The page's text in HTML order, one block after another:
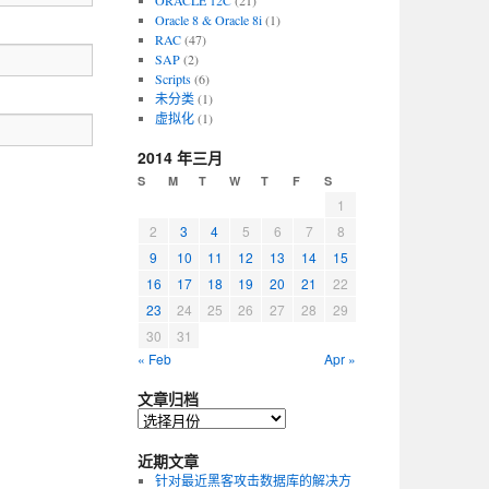
Oracle 8 & Oracle 8i(1)
RAC(47)
SAP(2)
Scripts(6)
未分类(1)
虚拟化(1)
2014 年三月
S M T W T F S
« Feb Apr »
1
2
3 4 5 6 7
8
9
10 11 12 13 14
15
16
17 18 19 20 21
22
23
24 25 26 27 28
29
30
31
文章归档
近期文章
针对最近黑客攻击数据库的解决方